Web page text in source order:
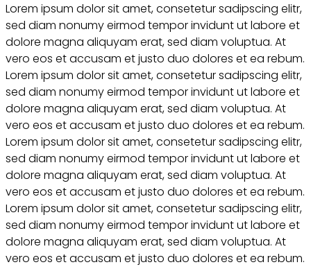
Lorem ipsum dolor sit amet, consetetur sadipscing elitr,
sed diam nonumy eirmod tempor invidunt ut labore et
dolore magna aliquyam erat, sed diam voluptua. At
vero eos et accusam et justo duo dolores et ea rebum.
Lorem ipsum dolor sit amet, consetetur sadipscing elitr,
sed diam nonumy eirmod tempor invidunt ut labore et
dolore magna aliquyam erat, sed diam voluptua. At
vero eos et accusam et justo duo dolores et ea rebum.
Lorem ipsum dolor sit amet, consetetur sadipscing elitr,
sed diam nonumy eirmod tempor invidunt ut labore et
dolore magna aliquyam erat, sed diam voluptua. At
vero eos et accusam et justo duo dolores et ea rebum.
Lorem ipsum dolor sit amet, consetetur sadipscing elitr,
sed diam nonumy eirmod tempor invidunt ut labore et
dolore magna aliquyam erat, sed diam voluptua. At
vero eos et accusam et justo duo dolores et ea rebum.